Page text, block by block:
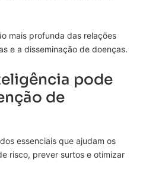
mais profunda das relações
e a disseminação de doenças.
pode
de
essenciais que ajudam os
risco, prever surtos e otimizar